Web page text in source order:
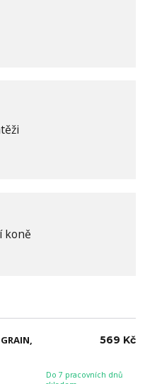
koně
Do 7 pracovních dnů
569 Kč